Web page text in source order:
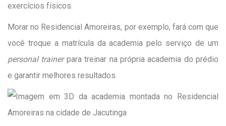
exercícios físicos.
Morar no Residencial Amoreiras, por exemplo, fará com que
você troque a matrícula da academia pelo serviço de um
personal trainer para treinar na própria academia do prédio
e garantir melhores resultados.